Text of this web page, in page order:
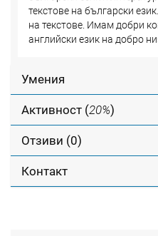
текстове на български
на текстове. Имам добри
английски език на добро
Умения
Активност (20%)
Отзиви (0)
Контакт